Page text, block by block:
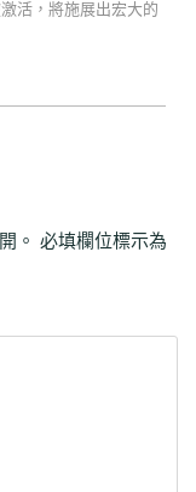
活，將施展出宏大的
。 必填欄位標示為